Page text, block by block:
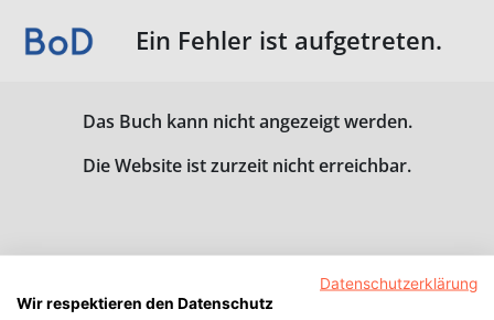
Ein Fehler ist aufgetreten.
Das Buch kann nicht angezeigt werden.
Die Website ist zurzeit nicht erreichbar.
Datenschutzerklärung
Wir respektieren den Datenschutz